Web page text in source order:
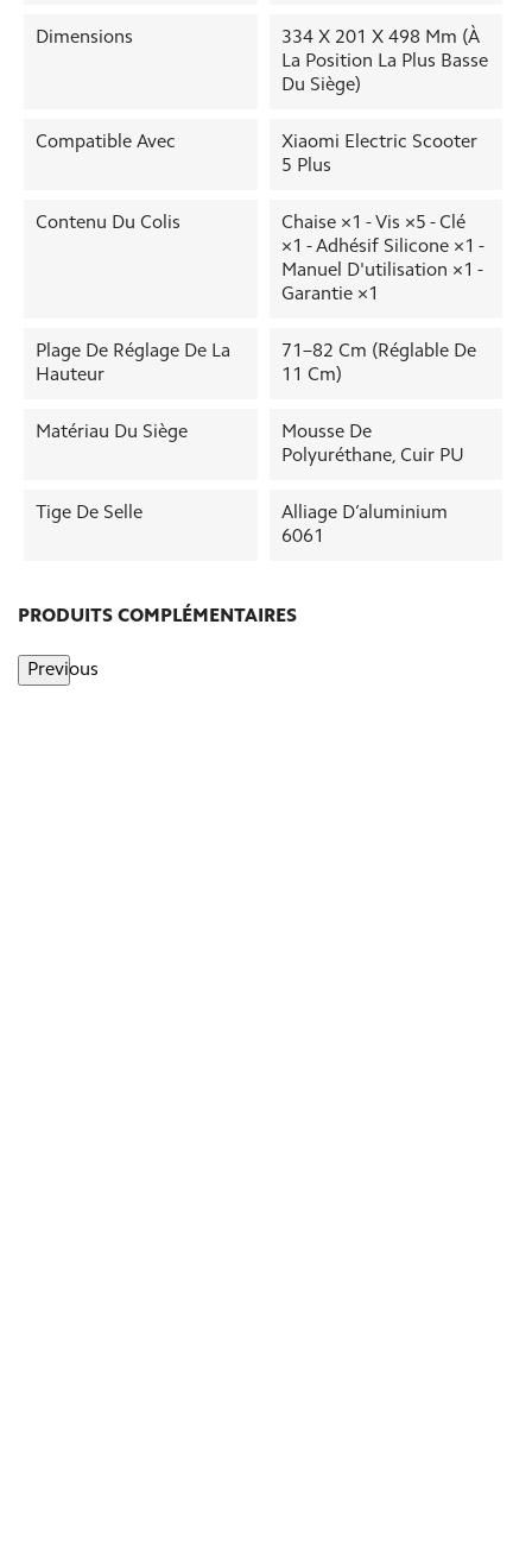
Dimensions
334 X 201 X 498 Mm (à
La Position La Plus Basse
Du Siège)
Compatible Avec
Xiaomi Electric Scooter
5 Plus
Contenu Du Colis
Chaise ×1 - Vis ×5 - Clé
×1 - Adhésif Silicone ×1 -
Manuel D'utilisation ×1 -
Garantie ×1
Plage De Réglage De La
Hauteur
71–82 Cm (réglable De
11 Cm)
Matériau Du Siège
Mousse De
Polyuréthane, Cuir PU
Tige De Selle
Alliage D’aluminium
6061
PRODUITS COMPLÉMENTAIRES
Previous